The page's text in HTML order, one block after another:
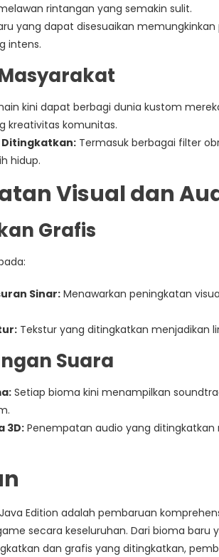
rintangan yang semakin sulit.
yang dapat disesuaikan
intens.
kini dapat berbagi dunia kustom
kreativitas komunitas.
Ditingkatkan: Termasuk berbagai filter
hidup.
Visual dan
Grafis
Sinar: Menawarkan peningkatan
Tekstur yang ditingkatkan menjadikan
Suara
Setiap bioma kini menampilkan
3D: Penempatan audio yang
Java Edition adalah pembaruan
secara keseluruhan. Dari bioma
dan grafis yang ditingkatkan,